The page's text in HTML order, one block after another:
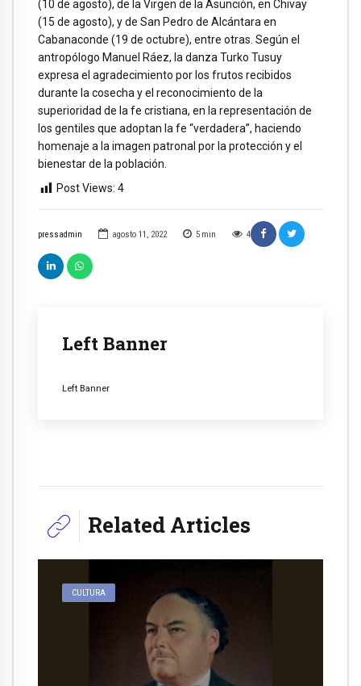
pressadmin agosto 11, 2022 5 min 4
Left Banner
Left Banner
(10 de agosto), de la Virgen de la Asunción, en Chivay
(15 de agosto), y de San Pedro de Alcántara en
Cabanaconde (19 de octubre), entre otras. Según el
antropólogo Manuel Ráez, la danza Turko Tusuy
expresa el agradecimiento por los frutos recibidos
durante la cosecha y el reconocimiento de la
superioridad de la fe cristiana, en la representación de
los gentiles que adoptan la fe “verdadera”, haciendo
homenaje a la imagen patronal por la protección y el
bienestar de la población.
Post Views: 4
Related Articles
CULTURA